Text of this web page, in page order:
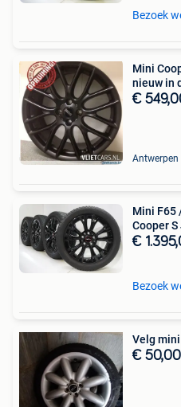
Bezoek
Mini
nieuw in
€
Antwerpen
Mini F65
Cooper S
€
Bezoek
Velg
€ 50,00